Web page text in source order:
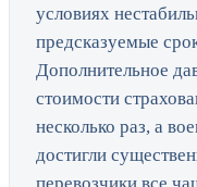
условиях
предсказуемые
Дополнительное
стоимости
несколько раз, а
достигли